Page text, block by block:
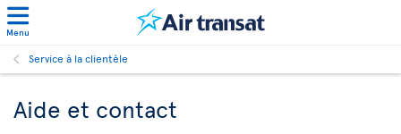
Menu
Service à la clientèle
Aide et contact